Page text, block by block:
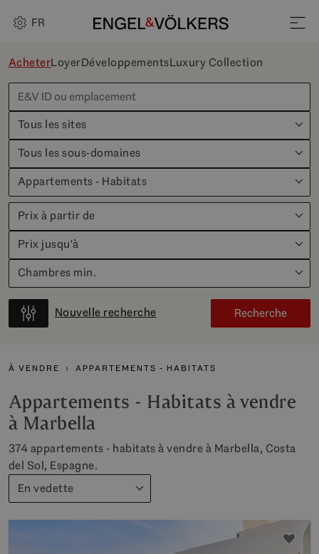
FR
AcheterLoyerDéveloppementsLuxury Collection
Tous les sites
Tous les sous-domaines
Appartements - Habitats
Prix à partir de
Prix jusqu'à
Chambres min.
Nouvelle recherche Recherche
À VENDRE APPARTEMENTS - HABITATS
Appartements - Habitats à vendre
à Marbella
374 appartements - habitats à vendre à Marbella, Costa
del Sol, Espagne.
En vedette